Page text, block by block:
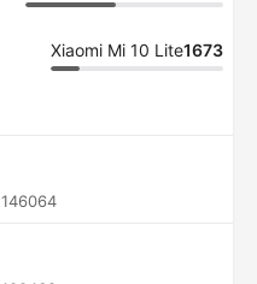
Xiaomi Mi 10 Lite1673
146064